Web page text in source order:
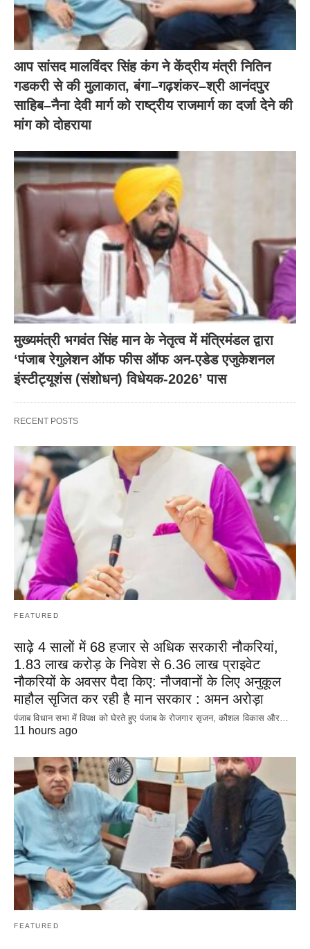
आप सांसद मालविंदर सिंह कंग ने केंद्रीय मंत्री नितिन
गडकरी से की मुलाकात, बंगा–गढ़शंकर–श्री आनंदपुर
साहिब–नैना देवी मार्ग को राष्ट्रीय राजमार्ग का दर्जा देने की
मांग को दोहराया
मुख्यमंत्री भगवंत सिंह मान के नेतृत्व में मंत्रिमंडल द्वारा
‘पंजाब रेगुलेशन ऑफ फीस ऑफ अन-एडेड एजुकेशनल
इंस्टीट्यूशंस (संशोधन) विधेयक-2026’ पास
RECENT POSTS
FEATURED
साढ़े 4 सालों में 68 हजार से अधिक सरकारी नौकरियां,
1.83 लाख करोड़ के निवेश से 6.36 लाख प्राइवेट
नौकरियों के अवसर पैदा किए: नौजवानों के लिए अनुकूल
माहौल सृजित कर रही है मान सरकार : अमन अरोड़ा
पंजाब विधान सभा में विपक्ष को घेरते हुए पंजाब के रोजगार सृजन, कौशल विकास और…
11 hours ago
FEATURED